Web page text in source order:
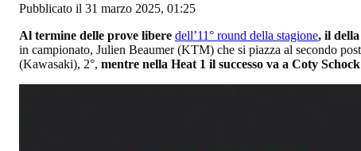
Pubblicato il 31 marzo 2025, 01:25
Al termine delle prove libere dell’11° round della stagione, il
in campionato, Julien Beaumer (KTM) che si piazza al secondo
(Kawasaki), 2°, mentre nella Heat 1 il successo va a Coty